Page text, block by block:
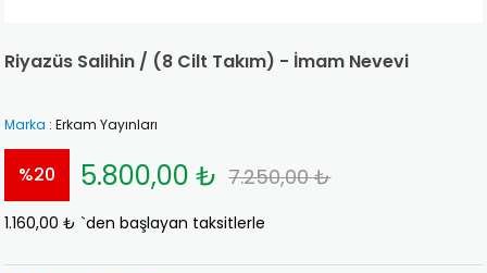
Riyazüs Salihin / (8 Cilt Takım) - İmam Nevevi
Marka : Erkam Yayınları
%20
İndirim
7.250,00 ₺
5.800,00 ₺
1.160,00 ₺ `den başlayan taksitlerle